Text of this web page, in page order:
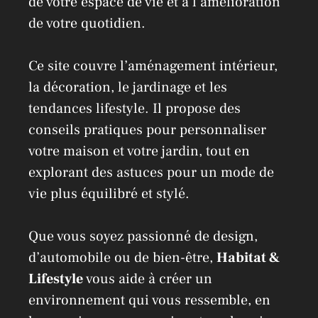
de votre quotidien.
Ce site couvre l’aménagement intérieur,
la décoration, le jardinage et les
tendances lifestyle. Il propose des
conseils pratiques pour personnaliser
votre maison et votre jardin, tout en
explorant des astuces pour un mode de
vie plus équilibré et stylé.
Que vous soyez passionné de design,
d’automobile ou de bien-être, Habitat &
Lifestylevous aide à créer un
environnement qui vous ressemble, en